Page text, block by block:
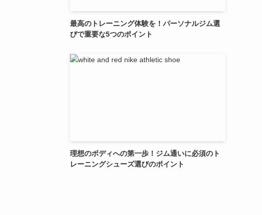
最高のトレーニング体験を！パーソナルジム選
びで重要な5つのポイント
理想のボディへの第一歩！ジム通いに必須のト
レーニングシューズ選びのポイント